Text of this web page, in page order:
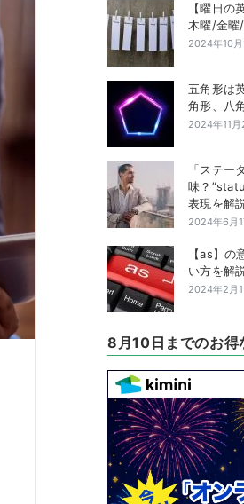
【曜日
木曜/金曜
2024年10月
五角形は
角形、八
2024年11月
「ステー
味？
表現を解
2024年6月
【as】
い方を解
2024年2月1
8月10日までのお得